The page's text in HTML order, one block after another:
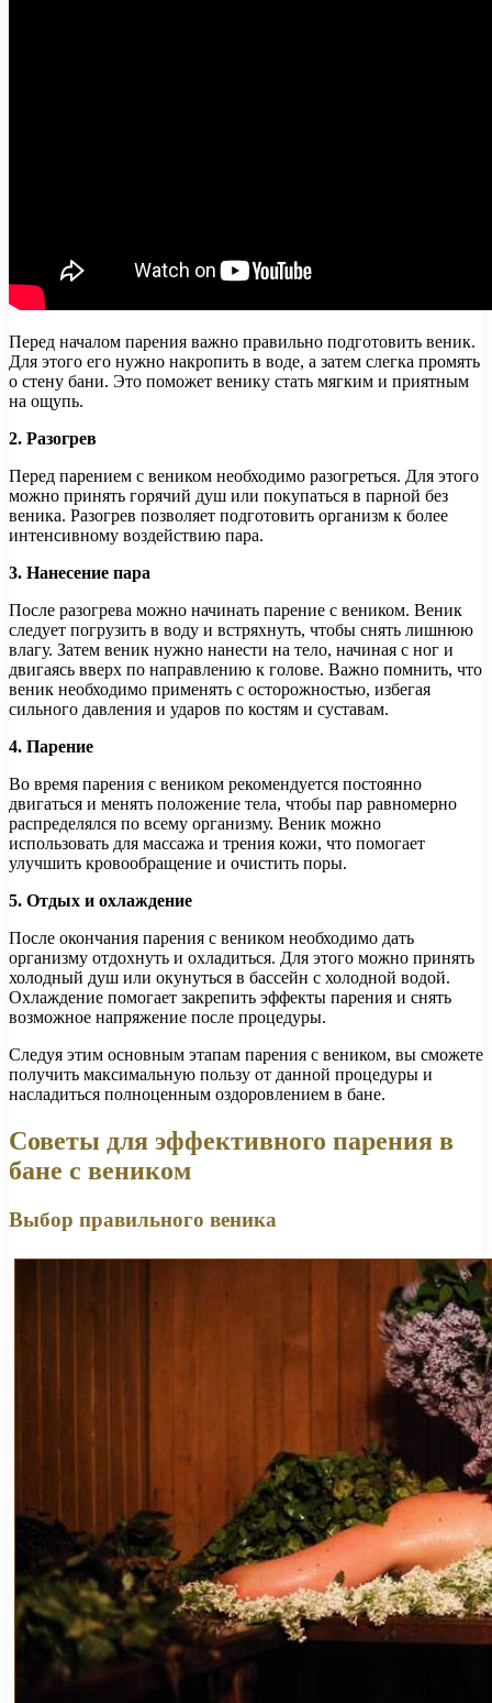
Перед началом парения важно правильно подготовить веник.
Для этого его нужно накропить в воде, а затем слегка промять
о стену бани. Это поможет венику стать мягким и приятным
на ощупь.
2. Разогрев
Перед парением с веником необходимо разогреться. Для этого
можно принять горячий душ или покупаться в парной без
веника. Разогрев позволяет подготовить организм к более
интенсивному воздействию пара.
3. Нанесение пара
После разогрева можно начинать парение с веником. Веник
следует погрузить в воду и встряхнуть, чтобы снять лишнюю
влагу. Затем веник нужно нанести на тело, начиная с ног и
двигаясь вверх по направлению к голове. Важно помнить, что
веник необходимо применять с осторожностью, избегая
сильного давления и ударов по костям и суставам.
4. Парение
Во время парения с веником рекомендуется постоянно
двигаться и менять положение тела, чтобы пар равномерно
распределялся по всему организму. Веник можно
использовать для массажа и трения кожи, что помогает
улучшить кровообращение и очистить поры.
5. Отдых и охлаждение
После окончания парения с веником необходимо дать
организму отдохнуть и охладиться. Для этого можно принять
холодный душ или окунуться в бассейн с холодной водой.
Охлаждение помогает закрепить эффекты парения и снять
возможное напряжение после процедуры.
Следуя этим основным этапам парения с веником, вы сможете
получить максимальную пользу от данной процедуры и
насладиться полноценным оздоровлением в бане.
Советы для эффективного парения в
бане с веником
Выбор правильного веника